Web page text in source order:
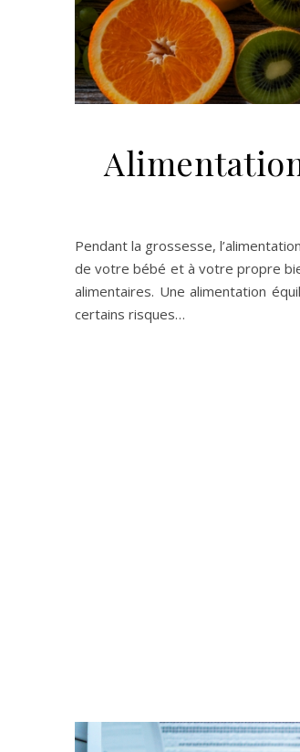
Pendant la grossesse,
de votre bébé et à votre propre
alimentaires. Une alimentation
certains risques…